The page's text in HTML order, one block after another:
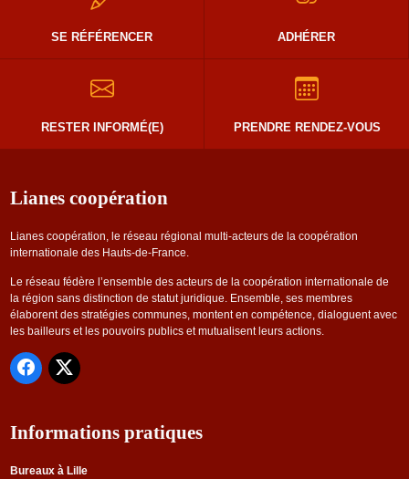
SE RÉFÉRENCER ADHÉRER
RESTER INFORMÉ(E) PRENDRE RENDEZ-VOUS
Lianes coopération
Lianes coopération, le réseau régional multi-acteurs de la coopération
internationale des Hauts-de-France.
Le réseau fédère l’ensemble des acteurs de la coopération internationale de
la région sans distinction de statut juridique. Ensemble, ses membres
élaborent des stratégies communes, montent en compétence, dialoguent avec
les bailleurs et les pouvoirs publics et mutualisent leurs actions.
Informations pratiques
Bureaux à Lille